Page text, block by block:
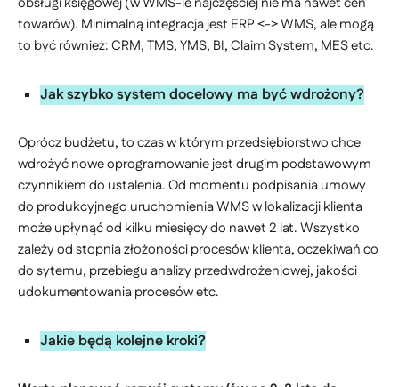
towarów). Minimalną integracja jest ERP <-> WMS, ale mogą
to być również: CRM, TMS, YMS, BI, Claim System, MES etc.
Jak szybko system docelowy ma być wdrożony?
Oprócz budżetu, to czas w którym przedsiębiorstwo chce
wdrożyć nowe oprogramowanie jest drugim podstawowym
czynnikiem do ustalenia. Od momentu podpisania umowy
do produkcyjnego uruchomienia WMS w lokalizacji klienta
może upłynąć od kilku miesięcy do nawet 2 lat. Wszystko
zależy od stopnia złożoności procesów klienta, oczekiwań co
do sytemu, przebiegu analizy przedwdrożeniowej, jakości
udokumentowania procesów etc.
Jakie będą kolejne kroki?